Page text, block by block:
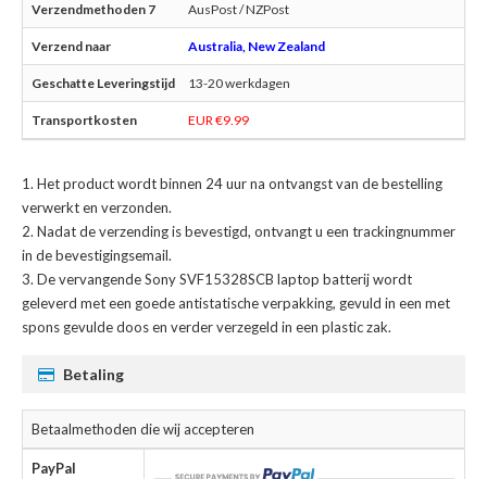
AusPost / NZPost
Australia, New Zealand
13-20 werkdagen
EUR €9.99
Het product wordt binnen 24 uur na ontvangst van de bestelling
verwerkt en verzonden.
Nadat de verzending is bevestigd, ontvangt u een trackingnummer
in de bevestigingsemail.
Devervangende Sony SVF15328SCB laptop batterijwordt
geleverd met een goede antistatische verpakking, gevuld in een met
spons gevulde doos en verder verzegeld in een plastic zak.
Betaling
Betaalmethoden die wij accepteren
PayPal